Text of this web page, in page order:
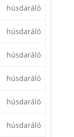
húsdaráló
húsdaráló
húsdaráló
húsdaráló
húsdaráló
húsdaráló